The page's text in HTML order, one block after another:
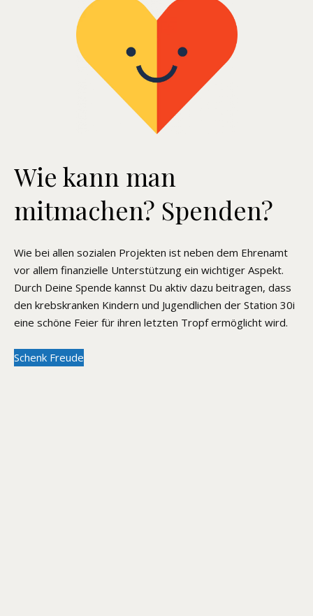
Wie kann man
mitmachen? Spenden?
Wie bei allen sozialen Projekten ist neben dem Ehrenamt
vor allem finanzielle Unterstützung ein wichtiger Aspekt.
Durch Deine Spende kannst Du aktiv dazu beitragen, dass
den krebskranken Kindern und Jugendlichen der Station 30i
eine schöne Feier für ihren letzten Tropf ermöglicht wird.
Schenk Freude